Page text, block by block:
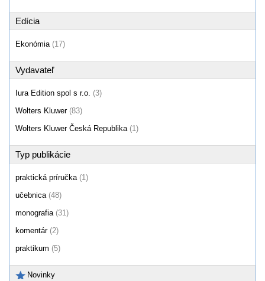
Edícia
Ekonómia (17)
Vydavateľ
Iura Edition spol s r.o. (3)
Wolters Kluwer (83)
Wolters Kluwer Česká Republika (1)
Typ publikácie
praktická príručka (1)
učebnica (48)
monografia (31)
komentár (2)
praktikum (5)
Novinky